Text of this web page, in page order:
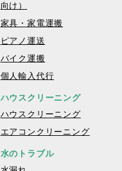
向け）
家具・家電運搬
ピアノ運送
バイク運搬
個人輸入代行
ハウスクリーニング
ハウスクリーニング
エアコンクリーニング
水のトラブル